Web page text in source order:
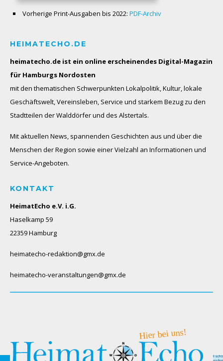
Vorherige Print-Ausgaben bis 2022: PDF-Archiv
HEIMATECHO.DE
heimatecho.de ist ein online erscheinendes Digital-Magazin
für Hamburgs Nordosten
mit den thematischen Schwerpunkten Lokalpolitik, Kultur, lokale
Geschäftswelt, Vereinsleben, Service und starkem Bezug zu den
Stadtteilen der Walddörfer und des Alstertals.
Mit aktuellen News, spannenden Geschichten aus und über die
Menschen der Region sowie einer Vielzahl an Informationen und
Service-Angeboten.
KONTAKT
HeimatEcho e.V. i.G.
Haselkamp 59
22359 Hamburg
heimatecho-redaktion@gmx.de
heimatecho-veranstaltungen@gmx.de